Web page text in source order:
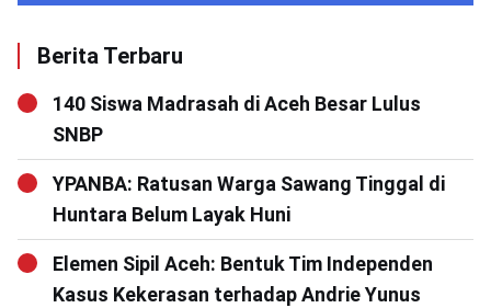
Berita Terbaru
140 Siswa Madrasah di Aceh Besar Lulus
SNBP
YPANBA: Ratusan Warga Sawang Tinggal di
Huntara Belum Layak Huni
Elemen Sipil Aceh: Bentuk Tim Independen
Kasus Kekerasan terhadap Andrie Yunus